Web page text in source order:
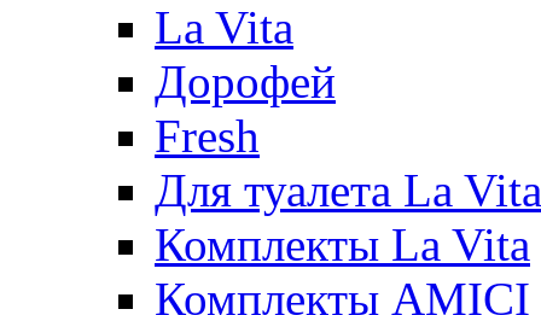
La Vita
Дорофей
Fresh
Для туалета La Vita
Комплекты La Vita
Комплекты AMICI